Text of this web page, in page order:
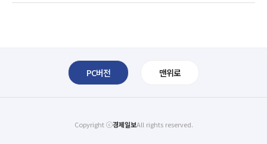
PC버전 맨위로
Copyright ⓒ경제일보All rights reserved.